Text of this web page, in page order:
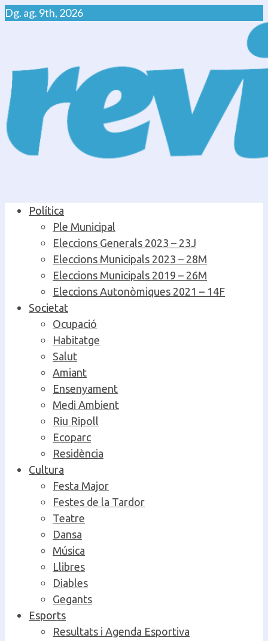
Skip
Dg. ag. 9th, 2026
PrimaryPolítica
Ple Municipal
Eleccions Generals 2023 – 23J
Eleccions Municipals 2023 – 28M
Eleccions Municipals 2019 – 26M
Eleccions Autonòmiques 2021 – 14F
Societat
Ocupació
Habitatge
Salut
Amiant
Ensenyament
Medi Ambient
Riu Ripoll
Ecoparc
Residència
Cultura
Festa Major
Festes de la Tardor
Teatre
Dansa
Música
Llibres
Diables
Gegants
Esports
Resultats i Agenda Esportiva